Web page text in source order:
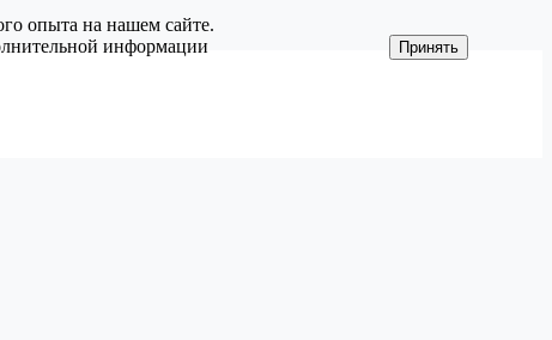
опыта на нашем сайте.
информации
Принять